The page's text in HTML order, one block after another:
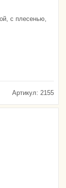
с плесенью,
Артикул: 2155